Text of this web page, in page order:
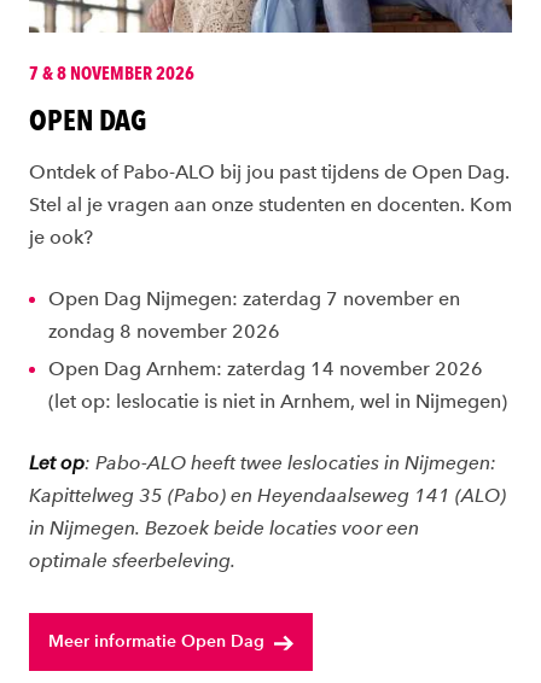
7 & 8 NOVEMBER 2026
OPEN DAG
Ontdek of Pabo-ALO bij jou past tijdens de Open Dag.
Stel al je vragen aan onze studenten en docenten. Kom
je ook?
Open Dag Nijmegen: zaterdag 7 november en
zondag 8 november 2026
Open Dag Arnhem: zaterdag 14 november 2026
(let op: leslocatie is niet in Arnhem, wel in Nijmegen)
Let op: Pabo-ALO heeft twee leslocaties in Nijmegen:
Kapittelweg 35 (Pabo) en Heyendaalseweg 141 (ALO)
in Nijmegen. Bezoek beide locaties voor een
optimale sfeerbeleving.
Meer informatie Open Dag